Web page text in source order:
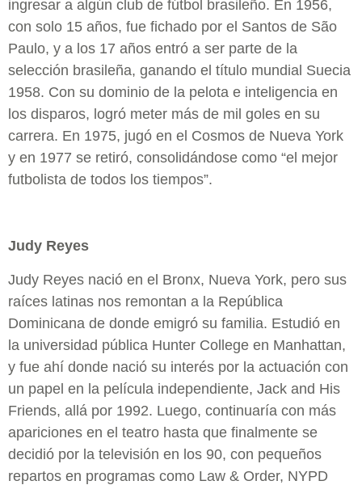
ingresar a algún club de fútbol brasileño. En 1956,
con solo 15 años, fue fichado por el Santos de São
Paulo, y a los 17 años entró a ser parte de la
selección brasileña, ganando el título mundial Suecia
1958. Con su dominio de la pelota e inteligencia en
los disparos, logró meter más de mil goles en su
carrera. En 1975, jugó en el Cosmos de Nueva York
y en 1977 se retiró, consolidándose como “el mejor
futbolista de todos los tiempos”.
Judy Reyes
Judy Reyes nació en el Bronx, Nueva York, pero sus
raíces latinas nos remontan a la República
Dominicana de donde emigró su familia. Estudió en
la universidad pública Hunter College en Manhattan,
y fue ahí donde nació su interés por la actuación con
un papel en la película independiente, Jack and His
Friends, allá por 1992. Luego, continuaría con más
apariciones en el teatro hasta que finalmente se
decidió por la televisión en los 90, con pequeños
repartos en programas como Law & Order, NYPD